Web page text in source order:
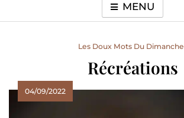
MENU
Les Doux Mots Du Dimanche
Récréations
04/09/2022